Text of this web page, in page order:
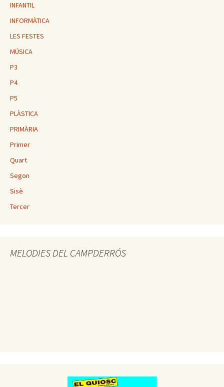
INFANTIL
INFORMÀTICA
LES FESTES
MÚSICA
P3
P4
P5
PLÀSTICA
PRIMÀRIA
Primer
Quart
Segon
Sisè
Tercer
MELODIES DEL CAMPDERRÓS